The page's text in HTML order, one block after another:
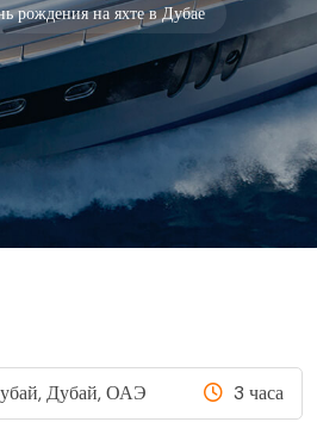
рождения на яхте в Дубае
Дубай, ОАЭ 3 часа